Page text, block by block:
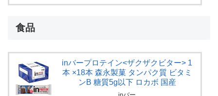
食品
inバープロテイン<ザクザクビター> 1
本 ×18本 森永製菓 タンパク質 ビタミ
ンB 糖質5g以下 ロカボ 国産